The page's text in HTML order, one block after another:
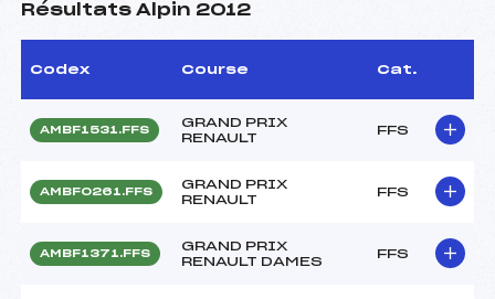
Résultats Alpin 2012
Codex Course Cat.
AMBF1531.FFS
GRAND PRIX
RENAULT
FFS
AMBF0261.FFS
GRAND PRIX
RENAULT
FFS
AMBF1371.FFS
GRAND PRIX
RENAULT DAMES
FFS